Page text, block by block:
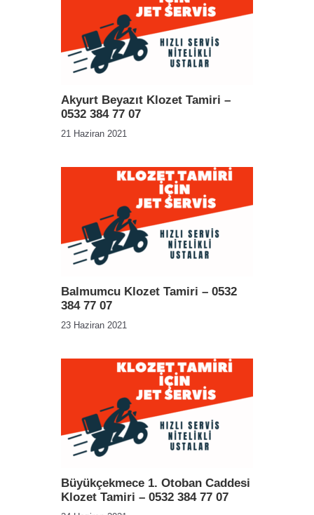
Akyurt Beyazıt Klozet Tamiri –
0532 384 77 07
21 Haziran 2021
Balmumcu Klozet Tamiri – 0532
384 77 07
23 Haziran 2021
Büyükçekmece 1. Otoban Caddesi
Klozet Tamiri – 0532 384 77 07